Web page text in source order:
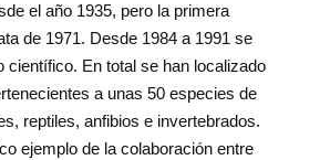
el año 1935, pero la primera
de 1971. Desde 1984 a 1991 se
científico. En total se han localizado
a unas 50 especies de
reptiles, anfibios e invertebrados.
ejemplo de la colaboración entre